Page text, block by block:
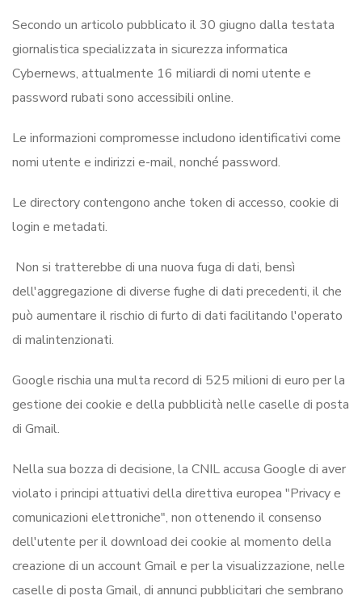
Secondo un articolo pubblicato il 30 giugno dalla testata
giornalistica specializzata in sicurezza informatica
Cybernews, attualmente 16 miliardi di nomi utente e
password rubati sono accessibili online.
Le informazioni compromesse includono identificativi come
nomi utente e indirizzi e-mail, nonché password.
Le directory contengono anche token di accesso, cookie di
login e metadati.
Non si tratterebbe di una nuova fuga di dati, bensì
dell'aggregazione di diverse fughe di dati precedenti, il che
può aumentare il rischio di furto di dati facilitando l'operato
di malintenzionati.
Google rischia una multa record di 525 milioni di euro per la
gestione dei cookie e della pubblicità nelle caselle di posta
di Gmail.
Nella sua bozza di decisione, la CNIL accusa Google di aver
violato i principi attuativi della direttiva europea "Privacy e
comunicazioni elettroniche", non ottenendo il consenso
dell'utente per il download dei cookie al momento della
creazione di un account Gmail e per la visualizzazione, nelle
caselle di posta Gmail, di annunci pubblicitari che sembrano